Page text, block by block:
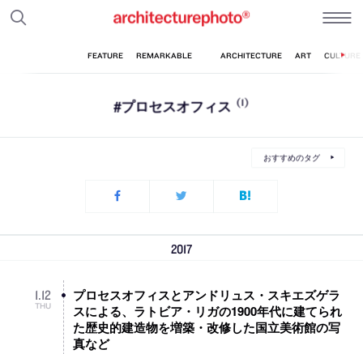
#プロセスオフィス (1)
おすすめのタグ
2017
1.12
THU
プロセスオフィスとアンドリュス・スキエズゲラ
スによる、ラトビア・リガの1900年代に建てられ
た歴史的建造物を増築・改修した国立美術館の写
真など